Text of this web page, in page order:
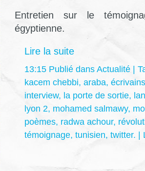
Entretien sur le
égyptienne.
Lire la suite
13:15 Publié dans Actualité |
kacem chebbi, araba, écrivains
interview, la porte de sortie,
lyon 2, mohamed salmawy,
poèmes, radwa achour,
témoignage, tunisien, twitter.